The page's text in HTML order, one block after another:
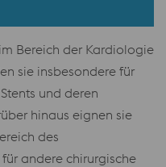
Bereich der Kardiologie
sie insbesondere für
und deren
hinaus eignen sie
des
andere chirurgische